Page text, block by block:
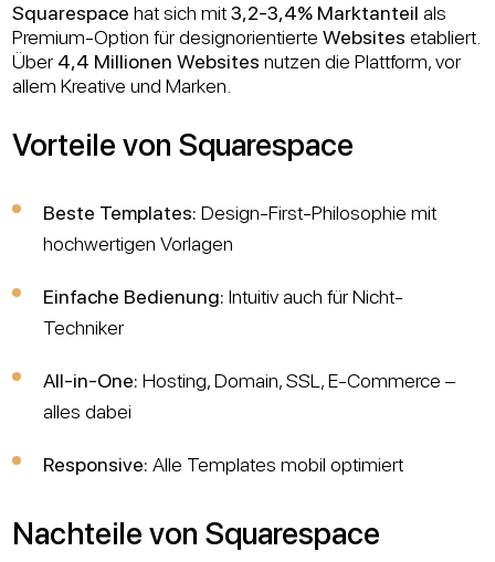
Squarespace hat sich mit3,2-3,4% Marktanteil als
Premium-Option für designorientierteWebsites etabliert.
Über 4,4 Millionen Websites nutzen die Plattform, vor
allem Kreative und Marken.
Vorteile von Squarespace
Beste Templates: Design-First-Philosophie mit
hochwertigen Vorlagen
Einfache Bedienung: Intuitiv auch für Nicht-
Techniker
All-in-One: Hosting, Domain, SSL, E-Commerce –
alles dabei
Responsive: Alle Templates mobil optimiert
Nachteile von Squarespace